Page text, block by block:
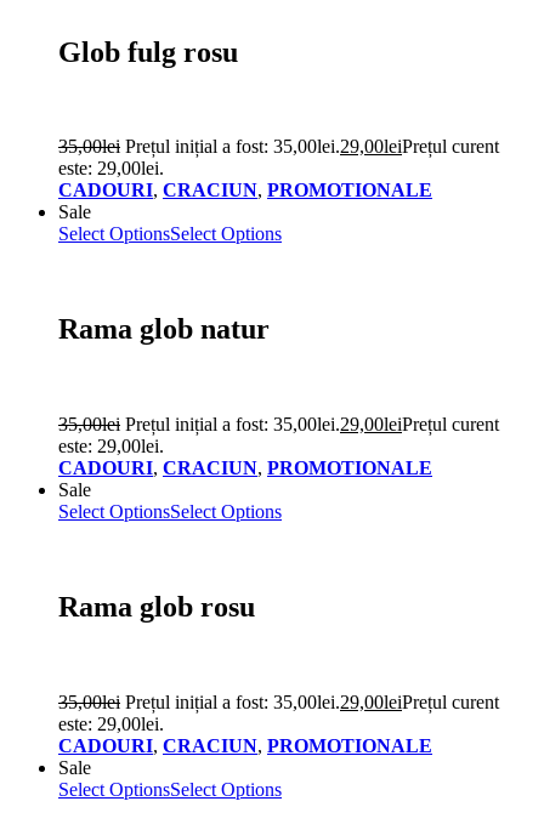
Glob fulg rosu
35,00lei Prețul inițial a fost: 35,00lei.29,00leiPrețul curent
este: 29,00lei.
CADOURI, CRACIUN, PROMOTIONALE
Sale
Select OptionsSelect Options
Rama glob natur
35,00lei Prețul inițial a fost: 35,00lei.29,00leiPrețul curent
este: 29,00lei.
CADOURI, CRACIUN, PROMOTIONALE
Sale
Select OptionsSelect Options
Rama glob rosu
35,00lei Prețul inițial a fost: 35,00lei.29,00leiPrețul curent
este: 29,00lei.
CADOURI, CRACIUN, PROMOTIONALE
Sale
Select OptionsSelect Options